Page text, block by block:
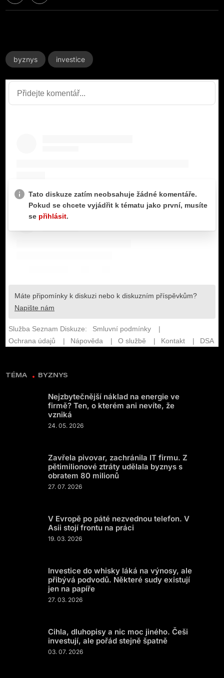
byznys investice
TÉMA BYZNYS
Nejzbytečnější náklad na energie ve
firmě? Ten, o kterém ani nevíte, že
vzniká
24. 05. 2026
Zavřela pivovar, zachránila IT firmu. Z
pětimilionové ztráty udělala byznys s
obratem 80 milionů
27. 07. 2026
V Evropě po páté nezvednou telefon. V
Asii stojí frontu na práci
19. 03. 2026
Investice do whisky láká na výnosy, ale
přibývá podvodů. Některé sudy existují
jen na papíře
27. 03. 2026
Cihla, dluhopisy a nic moc jiného. Češi
investují, ale pořád stejně špatně
03. 07. 2026